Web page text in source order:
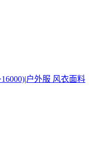
户外服 风衣面料